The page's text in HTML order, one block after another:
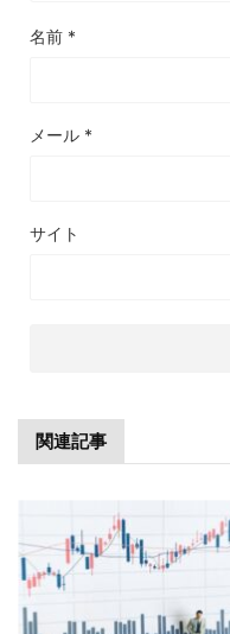
名前 *
メール *
サイト
関連記事